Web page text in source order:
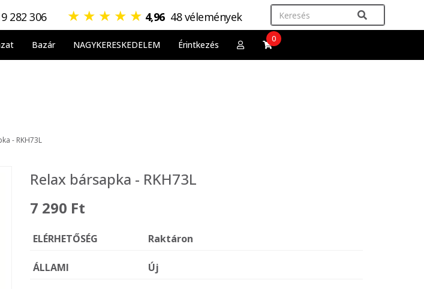
282 306 ★ ★ ★ ★ ★ 4,96 48 vélemények
Bazár NAGYKERESKEDELEM Érintkezés
0
- RKH73L
Relax bársapka - RKH73L
7 290 Ft
ELÉRHETŐSÉG Raktáron
ÁLLAMI Új